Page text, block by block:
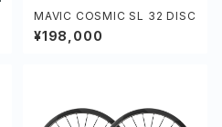
MAVIC COSMIC SL 32 DISC
¥198,000